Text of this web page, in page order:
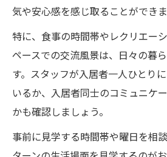
気や安心感を感じ取ることができま
特に、食事の時間帯やレクリエー
ペースでの交流風景は、日々の暮
す。スタッフが入居者一人ひとり
いるか、入居者同士のコミュニケ
かも確認しましょう。
事前に見学する時間帯や曜日を相